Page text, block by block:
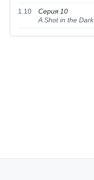
1.10
Серия 10
A Shot in the Dark